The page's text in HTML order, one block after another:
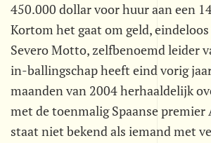
450.000 dollar voor huur aan een
Kortom het gaat om geld, eindeloos
Severo Motto, zelfbenoemd leider
in-ballingschap heeft eind vorig
maanden van 2004 herhaaldelijk
met de toenmalig Spaanse
staat niet bekend als iemand met